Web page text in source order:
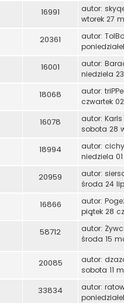
16991 autor:
wtorek 27
20361 autor:
16001 autor:
niedziela
18068 autor:
czwartek
16078 autor: Karls
sobota 28
18994 autor: cichy
niedziela 01
20959 autor:
środa 24
16866 autor:
piątek 28
58712 autor:
środa 15
20085 autor:
sobota 11
33834 autor: